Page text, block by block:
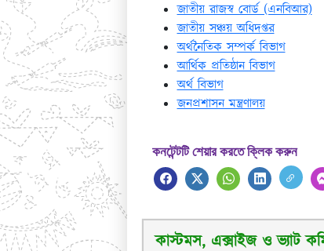
জাতীয় রাজস্ব বোর্ড (এনবিআর)
জাতীয় সঞ্চয় অধিদপ্তর
অর্থনৈতিক সম্পর্ক বিভাগ
আর্থিক প্রতিষ্ঠান বিভাগ
অর্থ বিভাগ
জনপ্রশাসন মন্ত্রণালয়
কনটেন্টটি শেয়ার করতে ক্লিক করুন
কাস্টমস, এক্সাইজ ও ভ্যাট